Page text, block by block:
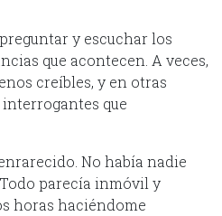
y escuchar los
que acontecen. A veces,
creíbles, y en otras
que
No había nadie
parecía inmóvil y
horas haciéndome